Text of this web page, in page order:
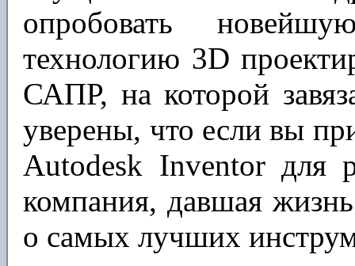
опробовать
технологию 3D
САПР, на которой
уверены, что если вы
Autodesk Inventor для
компания, давшая
о самых лучших